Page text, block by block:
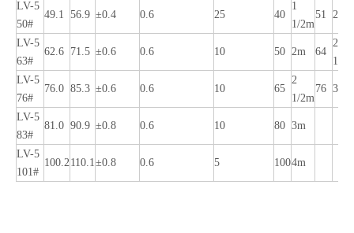
LV-5
50#
49.1 56.9 ±0.4 0.6 25 40
1
1/2m
51 2m
LV-5
63#
62.6 71.5 ±0.6 0.6 10 50 2m 64
2
1/
LV-5
76#
76.0 85.3 ±0.6 0.6 10 65
2
1/2m
76 3m
LV-5
83#
81.0 90.9 ±0.8 0.6 10 80 3m
LV-5
101#
100.2 110.1 ±0.8 0.6 5 1004m